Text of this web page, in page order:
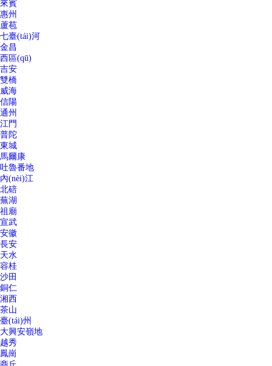
來賓
惠州
蘆苞
七臺(tái)河
金昌
西區(qū)
吉安
雙橋
威海
信陽
通州
江門
普陀
東城
馬爾康
吐魯番地
內(nèi)江
北碚
蕪湖
祖廟
宣武
安徽
長安
天水
容桂
沙田
銅仁
湘西
茶山
臺(tái)州
大興安嶺地
越秀
鳳崗